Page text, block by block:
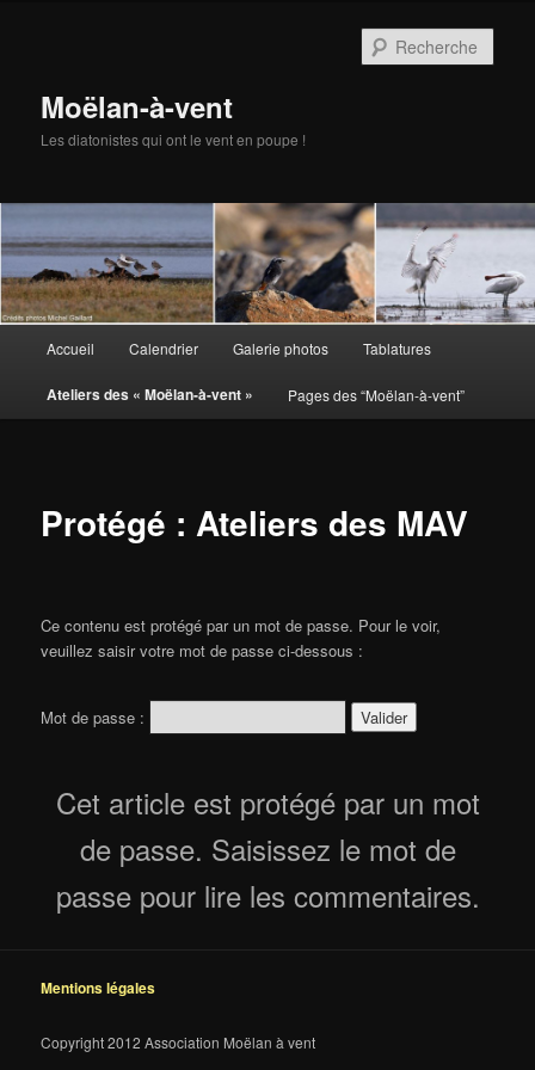
Moëlan-à-vent
Les diatonistes qui ont le vent en poupe !
principal
Accueil Calendrier Galerie photos Tablatures
Ateliers des « Moëlan-à-vent » Pages des “Moëlan-à-vent”
Protégé : Ateliers des MAV
Ce contenu est protégé par un mot de passe. Pour le voir,
veuillez saisir votre mot de passe ci-dessous :
Mot de passe :
Cet article est protégé par un mot
de passe. Saisissez le mot de
passe pour lire les commentaires.
Mentions légales
Copyright 2012 Association Moëlan à vent